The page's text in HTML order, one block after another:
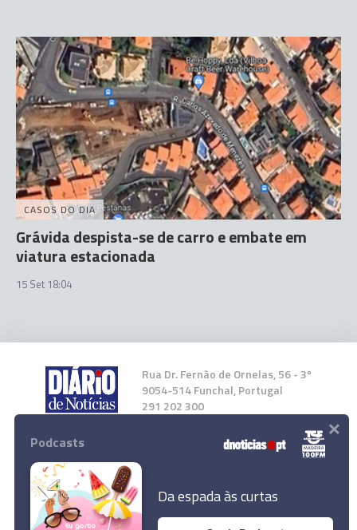
CASOS DO DIA
Grávida despista-se de carro e embate em
viatura estacionada
15 Set 18:04
Rua Dr. Fernão de Ornelas, 56 - 3º
9054-514 Funchal, Portugal
291 202 300
Instale a nossa App
Podcasts
Da espada às curtas
×